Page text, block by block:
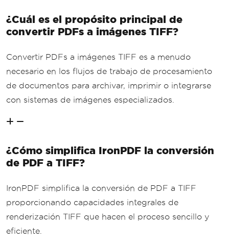
¿Cuál es el propósito principal de
convertir PDFs a imágenes TIFF?
Convertir PDFs a imágenes TIFF es a menudo
necesario en los flujos de trabajo de procesamiento
de documentos para archivar, imprimir o integrarse
con sistemas de imágenes especializados.
¿Cómo simplifica IronPDF la conversión
de PDF a TIFF?
IronPDF simplifica la conversión de PDF a TIFF
proporcionando capacidades integrales de
renderización TIFF que hacen el proceso sencillo y
eficiente.